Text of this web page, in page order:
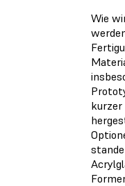
Wie
kurzer